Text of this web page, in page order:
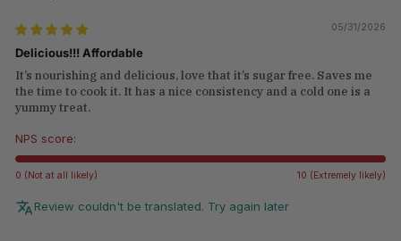
05/31/2026
Delicious!!! Affordable
It’s nourishing and delicious, love that it’s sugar free. Saves me
the time to cook it. It has a nice consistency and a cold one is a
yummy treat.
NPS score:
0 (Not at all likely) 10 (Extremely likely)
Review couldn't be translated. Try again later